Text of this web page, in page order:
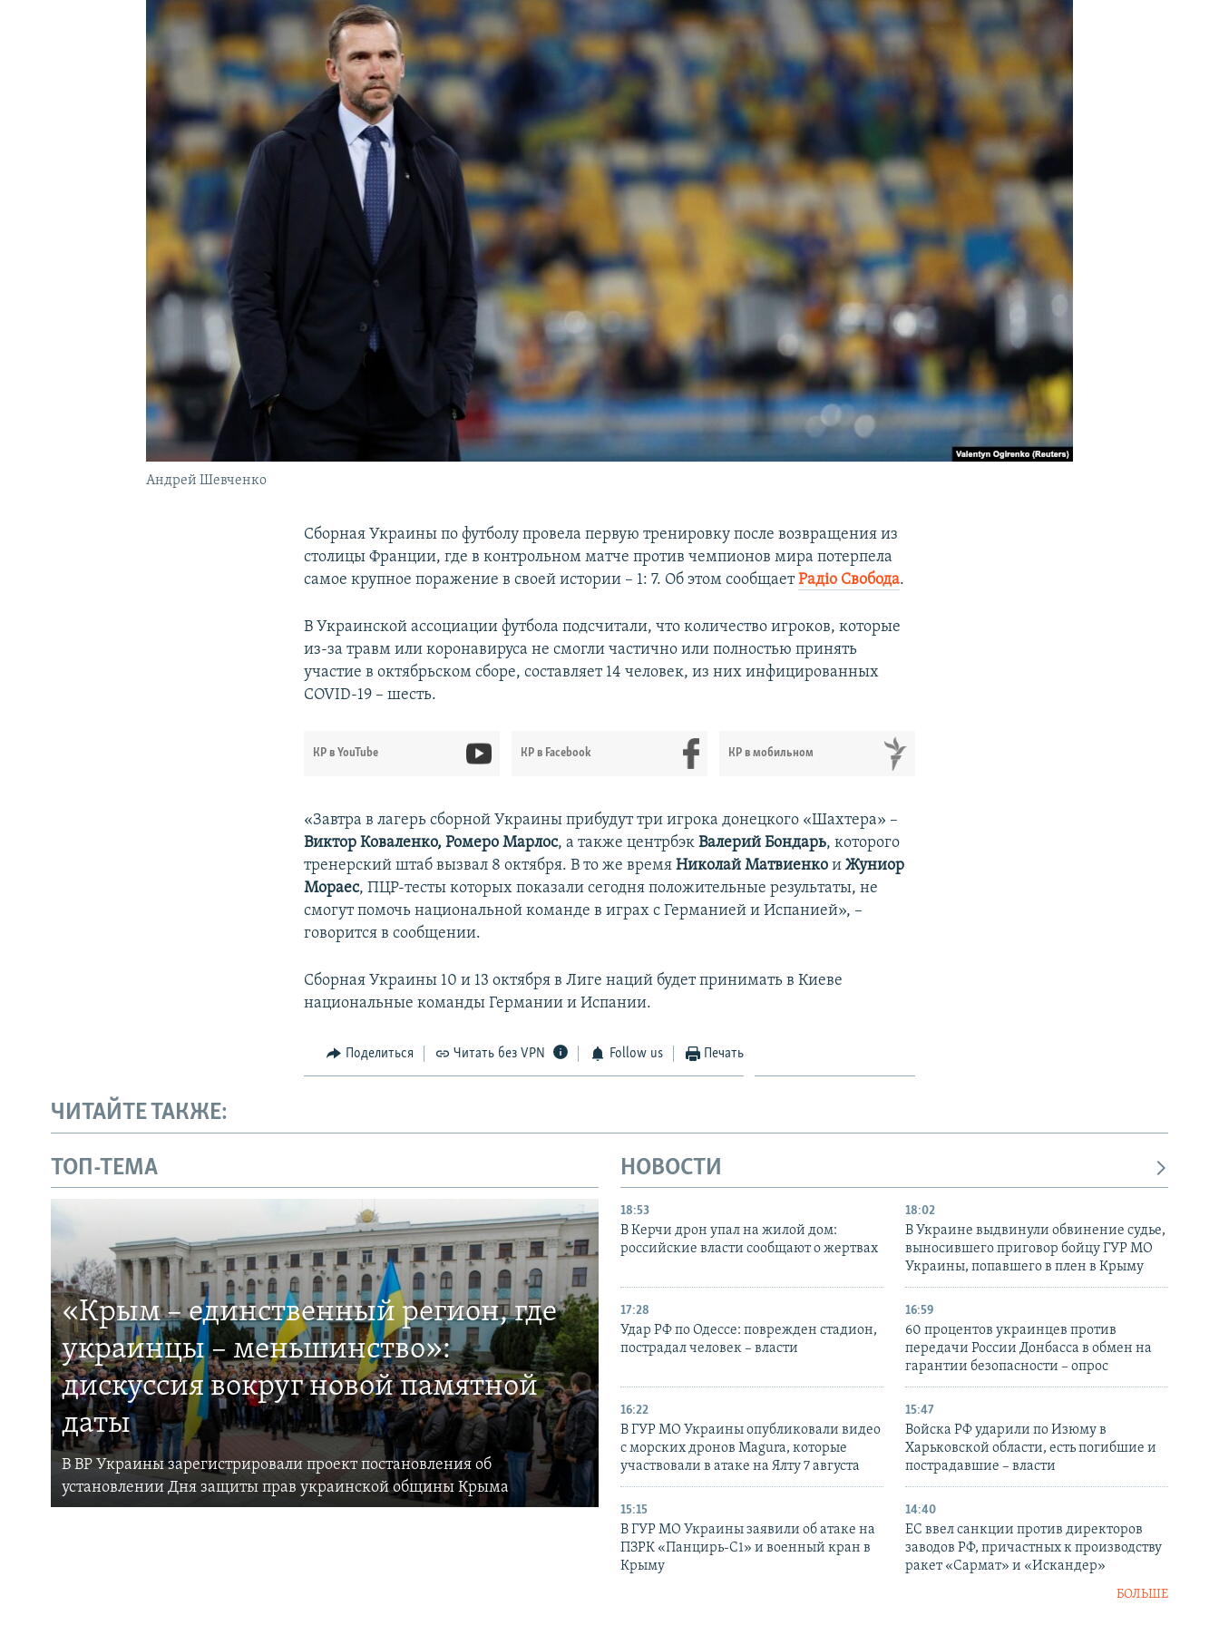
КРЫМ.НЕПОКОРЕННЫЙ
УКРАИНСКАЯ ПРОБЛЕМА КРЫМА
Андрей Шевченко
Сборная Украины по футболу провела первую тренировку после возвращения из
столицы Франции, где в контрольном матче против чемпионов мира потерпела
самое крупное поражение в своей истории – 1: 7. Об этом сообщаетРадіо Свобода.
В Украинской ассоциации футбола подсчитали, что количество игроков, которые
из-за травм или коронавируса не смогли частично или полностью принять
участие в октябрьском сборе, составляет 14 человек, из них инфицированных
COVID-19 – шесть.
КР в YouTube КР в Facebook КР в мобильном
«Завтра в лагерь сборной Украины прибудут три игрока донецкого «Шахтера» –
Виктор Коваленко, Ромеро Марлос, а также центрбэк Валерий Бондарь, которого
тренерский штаб вызвал 8 октября. В то же времяНиколай Матвиенко и Жуниор
Мораес, ПЦР-тесты которых показали сегодня положительные результаты, не
смогут помочь национальной команде в играх с Германией и Испанией», –
говорится в сообщении.
Сборная Украины 10 и 13 октября в Лиге наций будет принимать в Киеве
национальные команды Германии и Испании.
Поделиться Читать без VPN Follow us Печать
ЧИТАЙТЕ ТАКЖЕ:
ТОП-ТЕМА
«Крым – единственный регион, где
украинцы – меньшинство»:
дискуссия вокруг новой памятной
даты
В ВР Украины зарегистрировали проект постановления об
установлении Дня защиты прав украинской общины Крыма
НОВОСТИ
18:53
В Керчи дрон упал на жилой дом:
российские власти сообщают о жертвах
18:02
В Украине выдвинули обвинение судье,
выносившего приговор бойцу ГУР МО
Украины, попавшего в плен в Крыму
17:28
Удар РФ по Одессе: поврежден стадион,
пострадал человек – власти
16:59
60 процентов украинцев против
передачи России Донбасса в обмен на
гарантии безопасности – опрос
16:22
В ГУР МО Украины опубликовали видео
с морских дронов Magura, которые
участвовали в атаке на Ялту 7 августа
15:47
Войска РФ ударили по Изюму в
Харьковской области, есть погибшие и
пострадавшие – власти
15:15
В ГУР МО Украины заявили об атаке на
ПЗРК «Панцирь-С1» и военный кран в
Крыму
14:40
ЕС ввел санкции против директоров
заводов РФ, причастных к производству
ракет «Сармат» и «Искандер»
БОЛЬШЕ